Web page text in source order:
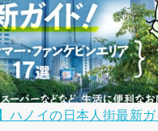
ハノイの日本人街最新